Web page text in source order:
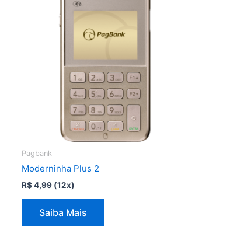
Pagbank
Moderninha Plus 2
R$4,99 (12x)
Saiba Mais